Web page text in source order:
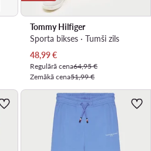
Tommy Hilfiger
Sporta bikses · Tumši zils
Pašreizējā cena
48,99€
Regulārā cena64,95 €
Zemākā cena51,99 €